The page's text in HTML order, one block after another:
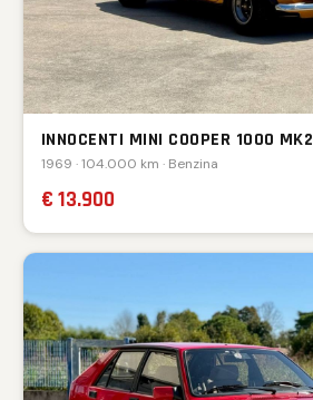
INNOCENTI MINI COOPER 1000 MK2
1969 · 104.000 km · Benzina
€ 13.900